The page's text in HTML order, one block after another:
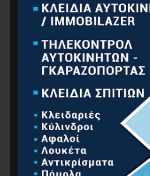
BORMANN Pro BHT1590
Ατσάλι S2, 31Τεμ
17.00€